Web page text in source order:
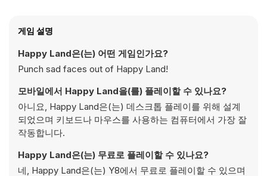
게임 설명
Happy Land은(는) 어떤 게임인가요?
Punch sad faces out of Happy Land!
모바일에서 Happy Land을(를) 플레이할 수 있나요?
아니요, Happy Land은(는) 데스크톱 플레이를 위해 설계
되었으며 키보드나 마우스를 사용하는 컴퓨터에서 가장 잘
작동합니다.
Happy Land은(는) 무료로 플레이할 수 있나요?
네, Happy Land은(는) Y8에서 무료로 플레이할 수 있으며